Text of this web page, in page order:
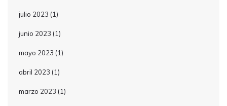
julio 2023 (1)
junio 2023 (1)
mayo 2023 (1)
abril 2023 (1)
marzo 2023 (1)